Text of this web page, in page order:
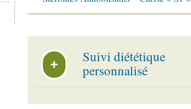
+
Suivi diététique
personnalisé